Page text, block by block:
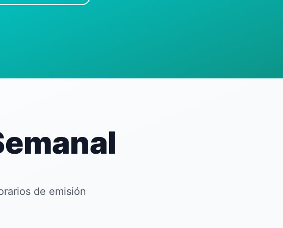
de emisión